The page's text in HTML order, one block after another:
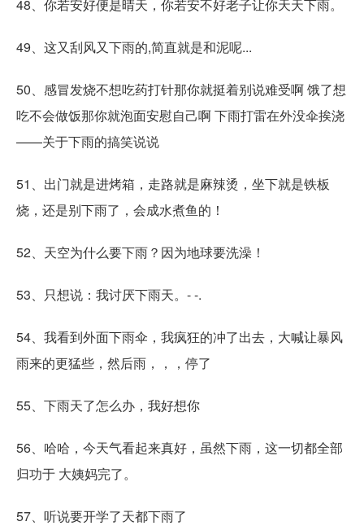
48、你若安好便是晴天，你若安不好老子让你天天下雨。
49、这又刮风又下雨的,简直就是和泥呢...
50、感冒发烧不想吃药打针那你就挺着别说难受啊 饿了想
吃不会做饭那你就泡面安慰自己啊 下雨打雷在外没伞挨浇
——关于下雨的搞笑说说
51、出门就是进烤箱，走路就是麻辣烫，坐下就是铁板
烧，还是别下雨了，会成水煮鱼的！
52、天空为什么要下雨？因为地球要洗澡！
53、只想说：我讨厌下雨天。- -.
54、我看到外面下雨伞，我疯狂的冲了出去，大喊让暴风
雨来的更猛些，然后雨，，，停了
55、下雨天了怎么办，我好想你
56、哈哈，今天气看起来真好，虽然下雨，这一切都全部
归功于 大姨妈完了。
57、听说要开学了天都下雨了